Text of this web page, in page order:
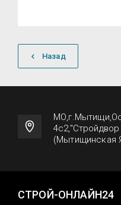
Назад
4с2,"Стройдвор
(Мытищинская
СТРОЙ-ОНЛАЙН24